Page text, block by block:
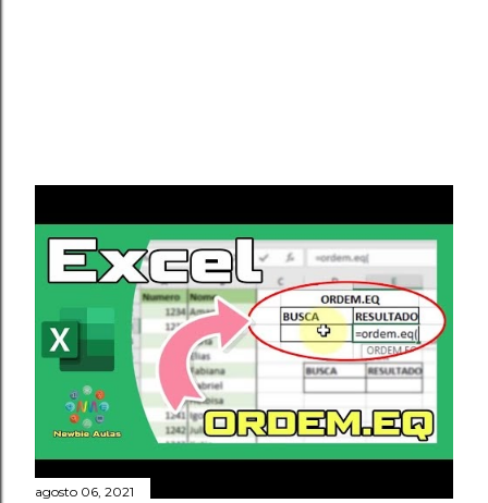
agosto 06, 2021